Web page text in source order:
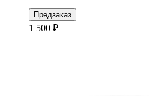
Предзаказ
1 500 ₽